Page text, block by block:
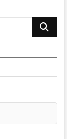
Search